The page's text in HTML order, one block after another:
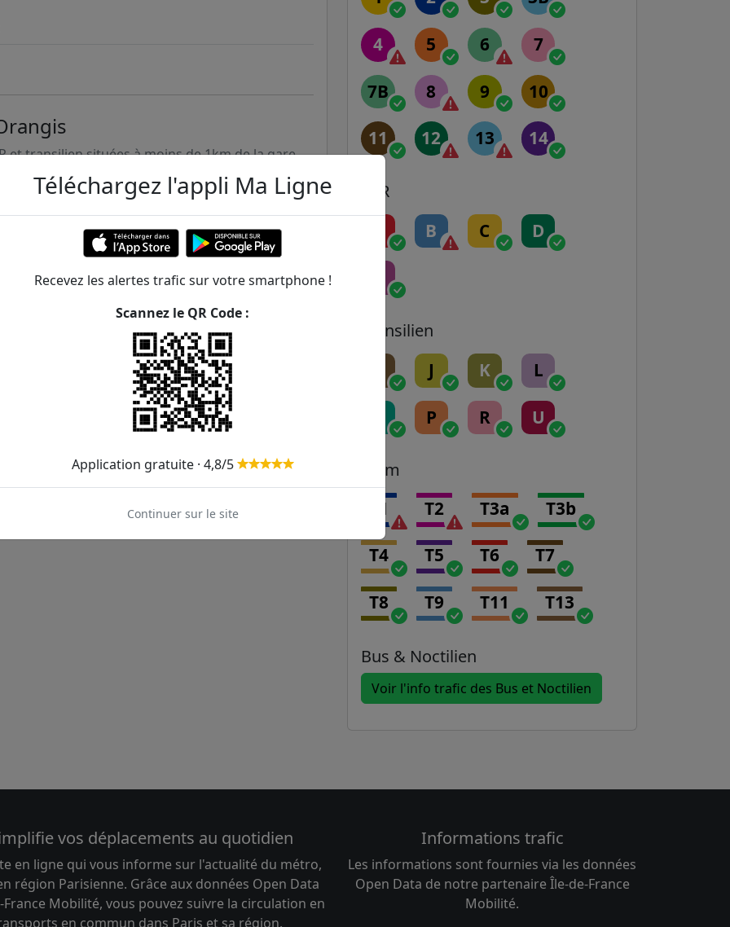
et transilien situées à moins de 1km de la gare
4 5 6 7
7B 8 9 10
11 12 13 14
RER
B C D
Transilien
J K L
P R U
Tram
T1 T2 T3a T3b
T4 T5 T6 T7
T8 T9 T11 T13
Bus & Noctilien
Voir l'info trafic des Bus et Noctilien
vos déplacements au quotidien
en ligne qui vous informe sur l'actualité du métro,
région Parisienne. Grâce aux données Open Data
Mobilité, vous pouvez suivre la circulation en
en commun dans Paris et sa région.
Informations trafic
Les informations sont fournies via les données
Open Data de notre partenaire Île-de-France
Mobilité.
Téléchargez l'appli Ma Ligne
Recevez les alertes trafic sur votre smartphone !
Scannez le QR Code :
Application gratuite · 4,8/5
Continuer sur le site